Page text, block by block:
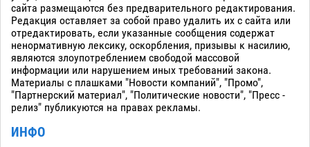
сайта размещаются без предварительного редактирования.
Редакция оставляет за собой право удалить их с сайта или
отредактировать, если указанные сообщения содержат
ненормативную лексику, оскорбления, призывы к насилию,
являются злоупотреблением свободой массовой
информации или нарушением иных требований закона.
Материалы с плашками "Новости компаний", "Промо",
"Партнерский материал", "Политические новости", "Пресс -
релиз" публикуются на правах рекламы.
ИНФО